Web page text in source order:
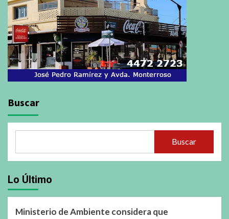
Buscar
Buscar
Lo Último
Ministerio de Ambiente considera que